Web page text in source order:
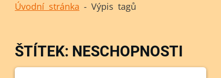
Úvodní stránka - Výpis tagů
ŠTÍTEK: NESCHOPNOSTI